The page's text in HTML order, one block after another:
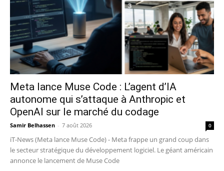
Meta lance Muse Code : L’agent d’IA
autonome qui s’attaque à Anthropic et
OpenAI sur le marché du codage
Samir Belhassen - 7 août 2026 0
iT-News (Meta lance Muse Code) - Meta frappe un grand coup dans
le secteur stratégique du développement logiciel. Le géant américain
annonce le lancement de Muse Code